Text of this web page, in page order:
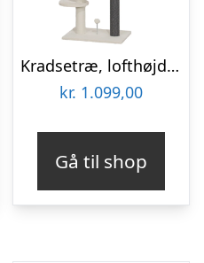
Kradsetræ, lofthøjde, justerbar 225-255 cm, platforme og hængekøjer, anti-tippe, hvid
kr. 1.099,00
Gå til shop